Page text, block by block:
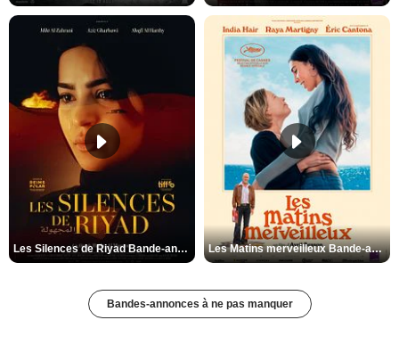
Les Silences de Riyad Bande-annonce VO STFR Les Matins merveilleux Bande-annonce VF
Bandes-annonces à ne pas manquer